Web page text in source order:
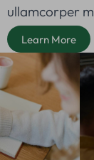
ullamcorper
Learn More